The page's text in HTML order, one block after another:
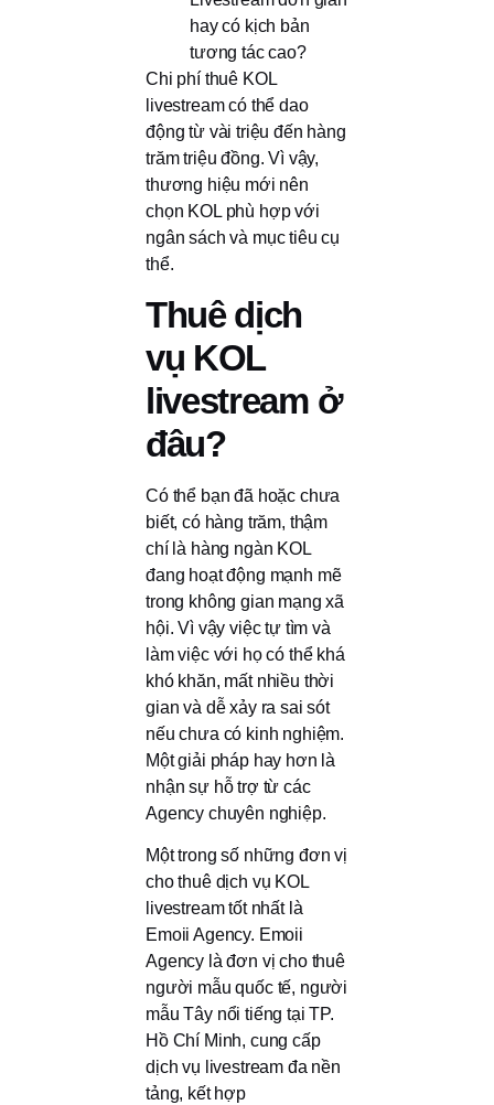
hay có kịch bản
tương tác cao?
Chi phí thuê KOL
livestream có thể dao
động từ vài triệu đến hàng
trăm triệu đồng. Vì vậy,
thương hiệu mới nên
chọn KOL phù hợp với
ngân sách và mục tiêu cụ
thể.
Thuê dịch
vụ KOL
livestream ở
đâu?
Có thể bạn đã hoặc chưa
biết, có hàng trăm, thậm
chí là hàng ngàn KOL
đang hoạt động mạnh mẽ
trong không gian mạng xã
hội. Vì vậy việc tự tìm và
làm việc với họ có thể khá
khó khăn, mất nhiều thời
gian và dễ xảy ra sai sót
nếu chưa có kinh nghiệm.
Một giải pháp hay hơn là
nhận sự hỗ trợ từ các
Agency chuyên nghiệp.
Một trong số những đơn vị
cho thuê dịch vụ KOL
livestream tốt nhất là
Emoii Agency. Emoii
Agency là đơn vị cho thuê
người mẫu quốc tế, người
mẫu Tây nổi tiếng tại TP.
Hồ Chí Minh, cung cấp
dịch vụ livestream đa nền
tảng, kết hợp